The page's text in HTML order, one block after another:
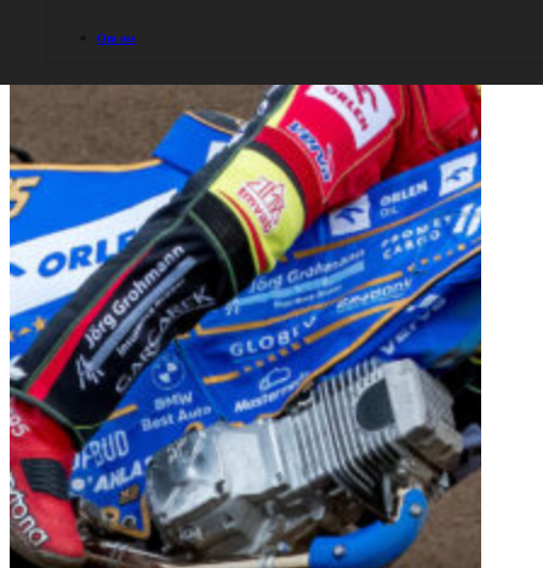
Om oss